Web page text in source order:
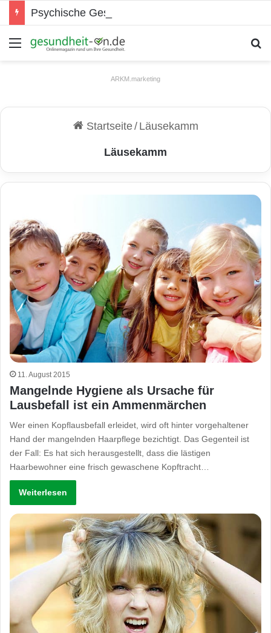
Psychische Gesundheit bei Jugendlichen
Menü
ARKM.marketing
Startseite/ Läusekamm
Läusekamm
11. August 2015
Mangelnde Hygiene als Ursache für
Lausbefall ist ein Ammenmärchen
Wer einen Kopflausbefall erleidet, wird oft hinter vorgehaltener
Hand der mangelnden Haarpflege bezichtigt. Das Gegenteil ist
der Fall: Es hat sich herausgestellt, dass die lästigen
Haarbewohner eine frisch gewaschene Kopftracht…
Weiterlesen